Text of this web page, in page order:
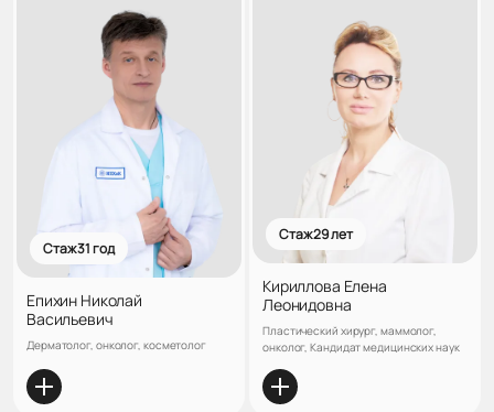
Стаж 31 год
Епихин Николай
Васильевич
Дерматолог, онколог, косметолог
Стаж 29 лет
Кириллова Елена
Леонидовна
Пластический хирург, маммолог,
онколог, Кандидат медицинских наук